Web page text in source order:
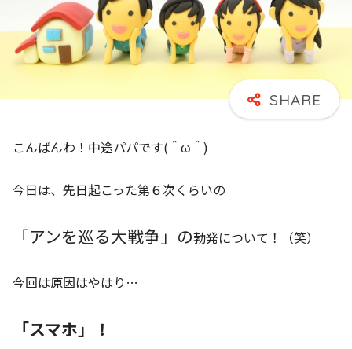
こんばんわ！中途パパです(＾ω＾)
今日は、先日起こった第６次くらいの
「アンを巡る大戦争」の勃発について！（笑）
今回は原因はやはり…
「スマホ」！